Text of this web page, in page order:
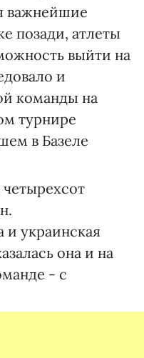
важнейшие
позади, атлеты
выйти на
и
команды на
турнире
в Базеле
и украинская
она и на
- с